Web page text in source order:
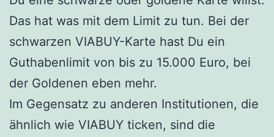
Das hat was mit dem Limit zu tun. Bei der
schwarzen VIABUY-Karte hast Du ein
Guthabenlimit von bis zu 15.000 Euro, bei
der Goldenen eben mehr.
Im Gegensatz zu anderen Institutionen, die
ähnlich wie VIABUY ticken, sind die